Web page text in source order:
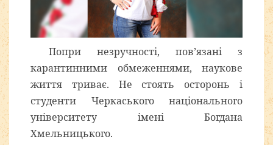
Попри незручності, пов’язані з
карантинними обмеженнями, наукове
життя триває. Не стоять осторонь і
студенти Черкаського національного
університету імені Богдана
Хмельницького.